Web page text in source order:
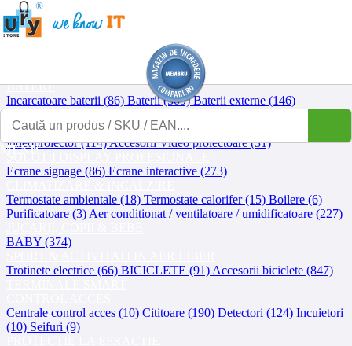
Afisează
Contact Contul meuCoșul meu
Componente / accesorii UPS (65)
BATERII
Incarcatoare baterii (86) Baterii (509)Baterii externe (146)
Video proiectoare (167)Ecrane de proiectie (155)
videoproiector (114)Accesorii Video proiectoare (31)
Ecrane signage (86) Ecrane interactive (273)
Termostate ambientale (18) Termostate calorifer (15) Boilere (6)
Purificatoare (3) Aer conditionat / ventilatoare / umidificatoare (227)
BABY (374)
Trotinete electrice (66) BICICLETE (91) Accesorii biciclete (847)
Centrale control acces (10) Cititoare (190) Detectori (124) Incuietori
(10) Seifuri (9)
MENU